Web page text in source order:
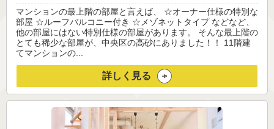
マンションの最上階の部屋と言えば、 ☆オーナー仕様の特別な
部屋 ☆ルーフバルコニー付き ☆メゾネットタイプ などなど、
他の部屋にはない特別仕様の部屋があります。 そんな最上階の
とても稀少な部屋が、中央区の高砂にありました！！ 11階建
てマンションの...
詳しく見る